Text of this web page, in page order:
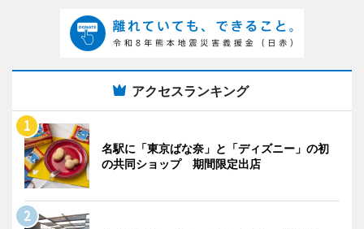
アクセスランキング
名駅に「東京ばな奈」と「ディズニー」の初
の共同ショップ 期間限定出店